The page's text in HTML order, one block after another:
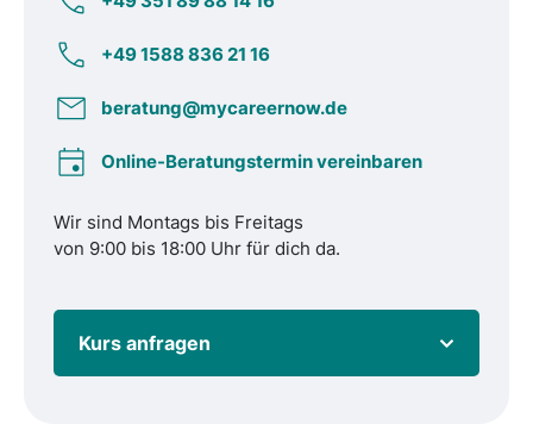
+49 1588 836 21 16
beratung@mycareernow.de
Online-Beratungstermin vereinbaren
Wir sind Montags bis Freitags
von 9:00 bis 18:00 Uhr für dich da.
Kurs anfragen